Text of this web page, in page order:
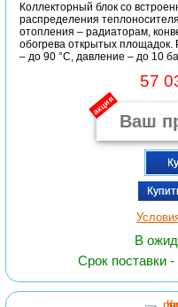
Коллекторный блок со
распределения
отопления – радиаторам,
обогрева открытых
– до 90 °С, давление – до 10
57
акция
В
Срок поставки